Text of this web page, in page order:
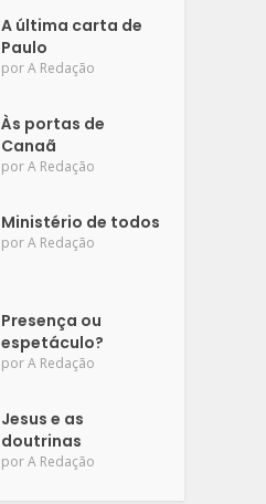
A última carta de
Paulo
porA Redação
Às portas de
Canaã
porA Redação
Ministério de todos
porA Redação
Presença ou
espetáculo?
porA Redação
Jesus e as
doutrinas
porA Redação